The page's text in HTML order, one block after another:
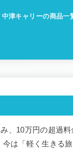
中津キャリーの商品一
、10万円の超過料
は「軽く生きる旅